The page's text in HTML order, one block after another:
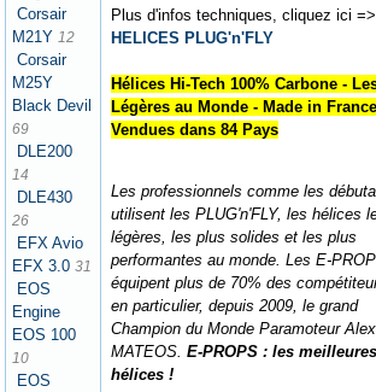
Corsair
M21Y 12
Corsair
M25Y
Black Devil
69
DLE200
14
DLE430
26
EFX Avio
EFX 3.0 31
EOS
Engine
EOS 100
10
EOS
Plus d'infos techniques, cliquez ici =>
HELICES PLUG'n'FLY
Hélices Hi-Tech 100% Carbone -
Légères au Monde - Made in
Vendues dans 84 Pays
Les professionnels comme les
utilisent les PLUG'n'FLY, les hélices
légères, les plus solides et les plus
performantes au monde. Les E-
équipent plus de 70% des
en particulier, depuis 2009, le grand
Champion du Monde Paramoteur Alex
MATEOS.E-PROPS : les meilleures
hélices !